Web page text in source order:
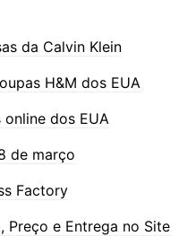
da Calvin Klein
H&M dos EUA
dos EUA
de março
Factory
Preço e Entrega no Site